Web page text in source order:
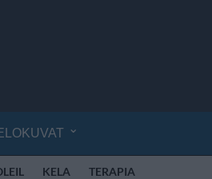
KELA TERAPIA